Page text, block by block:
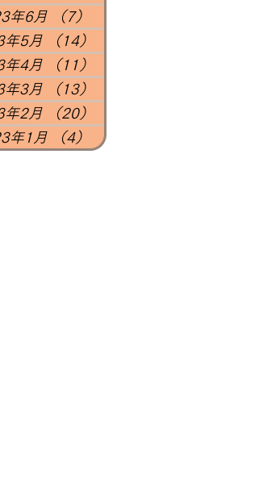
年6月
（7）
年5月
（14）
年4月
（11）
年3月
（13）
年2月
（20）
年1月
（4） 4件の記事